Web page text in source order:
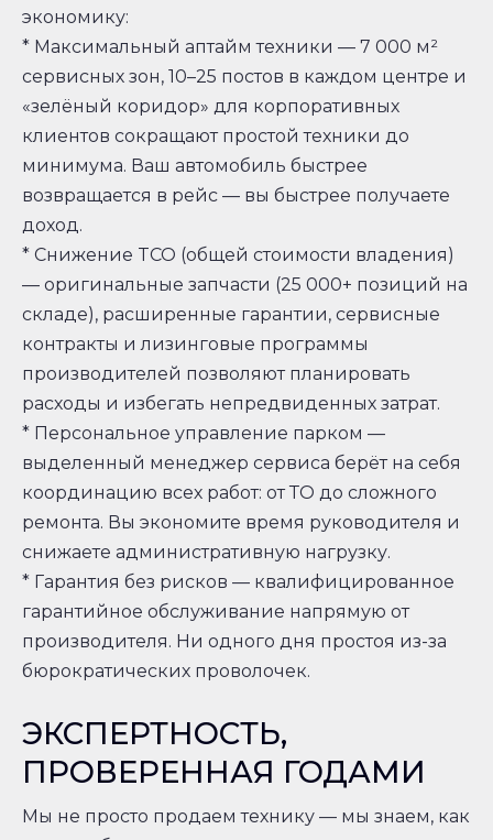
экономику:
* Максимальный аптайм техники — 7 000 м²
сервисных зон, 10–25 постов в каждом центре и
«зелёный коридор» для корпоративных
клиентов сокращают простой техники до
минимума. Ваш автомобиль быстрее
возвращается в рейс — вы быстрее получаете
доход.
* Снижение TCO (общей стоимости владения)
— оригинальные запчасти (25 000+ позиций на
складе), расширенные гарантии, сервисные
контракты и лизинговые программы
производителей позволяют планировать
расходы и избегать непредвиденных затрат.
* Персональное управление парком —
выделенный менеджер сервиса берёт на себя
координацию всех работ: от ТО до сложного
ремонта. Вы экономите время руководителя и
снижаете административную нагрузку.
* Гарантия без рисков — квалифицированное
гарантийное обслуживание напрямую от
производителя. Ни одного дня простоя из-за
бюрократических проволочек.
ЭКСПЕРТНОСТЬ,
ПРОВЕРЕННАЯ ГОДАМИ
Мы не просто продаем технику — мы знаем, как